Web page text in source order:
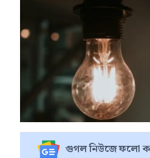
গুগল নিউজে ফলো